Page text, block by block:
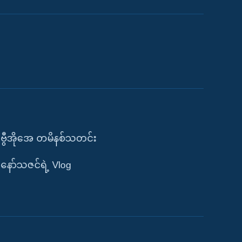
ဗွီအိုအေ တမိနစ်သတင်း
နော်သဇင်ရဲ့ Vlog